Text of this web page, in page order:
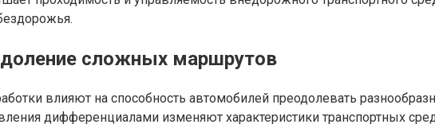
сложных маршрутов
влияют на способность автомобилей преодолевать
дифференциалами изменяют характеристики транспортных